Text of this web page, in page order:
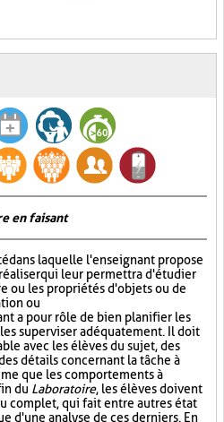
en faisant
dans laquelle l'enseignant propose
qui leur permettra d'étudier
ou les propriétés d'objets ou de
ou
a pour rôle de bien planifier les
superviser adéquatement. Il doit
avec les élèves du sujet, des
détails concernant la tâche à
que les comportements à
du Laboratoire, les élèves doivent
complet, qui fait entre autres état
d'une analyse de ces derniers. En